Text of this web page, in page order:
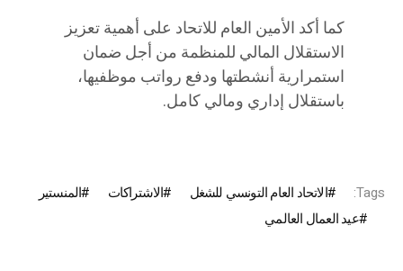
كما أكد الأمين العام للاتحاد على أهمية تعزيز
الاستقلال المالي للمنظمة من أجل ضمان
استمرارية أنشطتها ودفع رواتب موظفيها،
باستقلال إداري ومالي كامل.
Tags: الاتحاد العام التونسي للشغل الاشتراكات
المنستير
عيد العمال العالمي